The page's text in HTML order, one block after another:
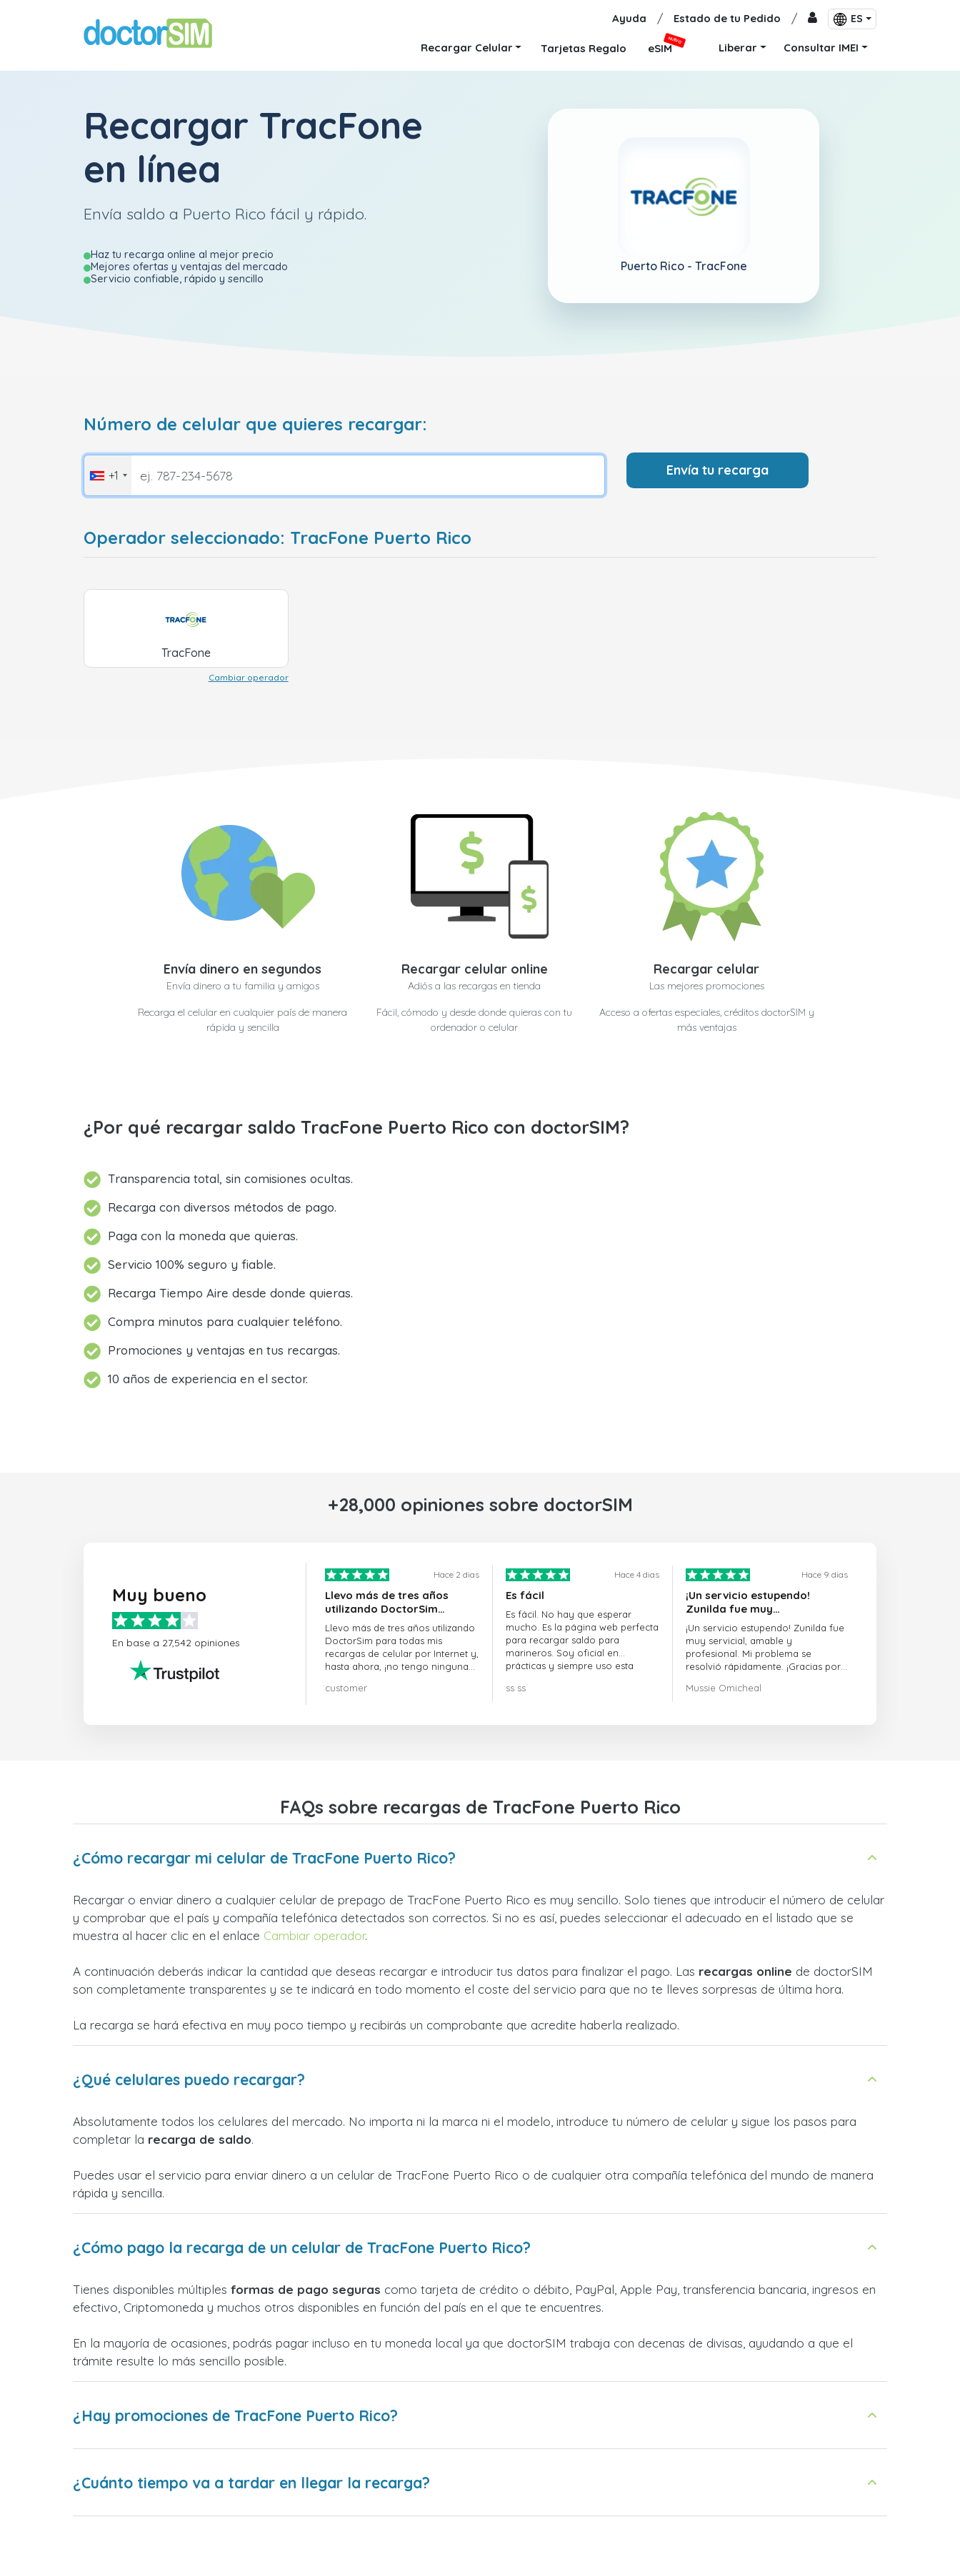
Ayuda / Estado de tu Pedido / ES
Recargar Celular Tarjetas Regalo eSIM
NUEVO
Liberar Consultar IMEI
Recargar TracFone
en línea
Envía saldo a Puerto Rico fácil y rápido.
Haz tu recarga online al mejor precio
Mejores ofertas y ventajas del mercado
Servicio confiable, rápido y sencillo
Puerto Rico - TracFone
Número de celular que quieres recargar:
+1 Envía tu recarga
Operador seleccionado: TracFone Puerto Rico
TracFone
Cambiar operador
Envía dinero en segundos
Envía dinero a tu familia y amigos
Recarga el celular en cualquier país de manera
rápida y sencilla
Recargar celular online
Adiós a las recargas en tienda
Fácil, cómodo y desde donde quieras con tu
ordenador o celular
Recargar celular
Las mejores promociones
Acceso a ofertas especiales, créditos doctorSIM y
más ventajas
¿Por qué recargar saldo TracFone Puerto Rico con doctorSIM?
Transparencia total, sin comisiones ocultas.
Recarga con diversos métodos de pago.
Paga con la moneda que quieras.
Servicio 100% seguro y fiable.
Recarga Tiempo Aire desde donde quieras.
Compra minutos para cualquier teléfono.
Promociones y ventajas en tus recargas.
10 años de experiencia en el sector.
+28,000 opiniones sobre doctorSIM
Muy bueno
En base a 27,542 opiniones
Hace 2 dias
Llevo más de tres años
utilizando DoctorSim…
Llevo más de tres años utilizando
DoctorSim para todas mis
recargas de celular por Internet y,
hasta ahora, ¡no tengo ninguna
customer
Hace 4 dias
Es fácil
Es fácil. No hay que esperar
mucho. Es la página web perfecta
para recargar saldo para
marineros. Soy oficial en
prácticas y siempre uso esta
ss ss
Hace 9 dias
¡Un servicio estupendo!
Zunilda fue muy…
¡Un servicio estupendo! Zunilda fue
muy servicial, amable y
profesional. Mi problema se
resolvió rápidamente. ¡Gracias por
Mussie Omicheal
FAQs sobre recargas de TracFone Puerto Rico
¿Cómo recargar mi celular de TracFone Puerto Rico?
Recargar o enviar dinero a cualquier celular de prepago de TracFone Puerto Rico es muy sencillo. Solo tienes que introducir el número de celular
y comprobar que el país y compañía telefónica detectados son correctos. Si no es así, puedes seleccionar el adecuado en el listado que se
muestra al hacer clic en el enlace Cambiar operador.
A continuación deberás indicar la cantidad que deseas recargar e introducir tus datos para finalizar el pago. Las recargas online de doctorSIM
son completamente transparentes y se te indicará en todo momento el coste del servicio para que no te lleves sorpresas de última hora.
La recarga se hará efectiva en muy poco tiempo y recibirás un comprobante que acredite haberla realizado.
¿Qué celulares puedo recargar?
Absolutamente todos los celulares del mercado. No importa ni la marca ni el modelo, introduce tu número de celular y sigue los pasos para
completar la recarga de saldo.
Puedes usar el servicio para enviar dinero a un celular de TracFone Puerto Rico o de cualquier otra compañía telefónica del mundo de manera
rápida y sencilla.
¿Cómo pago la recarga de un celular de TracFone Puerto Rico?
Tienes disponibles múltiples formas de pago seguras como tarjeta de crédito o débito, PayPal, Apple Pay, transferencia bancaria, ingresos en
efectivo, Criptomoneda y muchos otros disponibles en función del país en el que te encuentres.
En la mayoría de ocasiones, podrás pagar incluso en tu moneda local ya que doctorSIM trabaja con decenas de divisas, ayudando a que el
trámite resulte lo más sencillo posible.
¿Hay promociones de TracFone Puerto Rico?
¿Cuánto tiempo va a tardar en llegar la recarga?